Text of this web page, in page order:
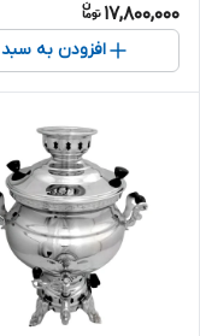
17,800,000
افزودن به سبد